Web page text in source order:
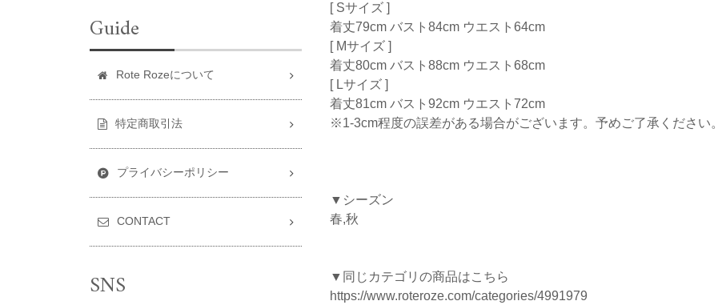
[ Sサイズ ]
着丈79cm バスト84cm ウエスト64cm
[ Mサイズ ]
着丈80cm バスト88cm ウエスト68cm
[ Lサイズ ]
着丈81cm バスト92cm ウエスト72cm
※1-3cm程度の誤差がある場合がございます。予めご了承ください。
▼シーズン
春,秋
▼同じカテゴリの商品はこちら
https://www.roteroze.com/categories/4991979
Guide
Rote Rozeについて
特定商取引法
プライバシーポリシー
CONTACT
SNS